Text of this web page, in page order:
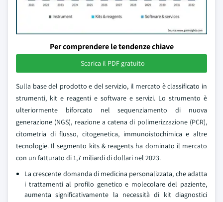
Per comprendere le tendenze chiave
Scarica il PDF gratuito
Sulla base del prodotto e del servizio, il mercato è classificato in
strumenti, kit e reagenti e software e servizi. Lo strumento è
ulteriormente biforcato nel sequenziamento di nuova
generazione (NGS), reazione a catena di polimerizzazione (PCR),
citometria di flusso, citogenetica, immunoistochimica e altre
tecnologie. Il segmento kits & reagents ha dominato il mercato
con un fatturato di 1,7 miliardi di dollari nel 2023.
La crescente domanda di medicina personalizzata, che adatta
i trattamenti al profilo genetico e molecolare del paziente,
aumenta significativamente la necessità di kit diagnostici